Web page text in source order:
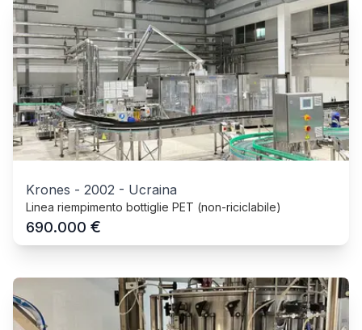
Krones - 2002 - Ucraina
Linea riempimento bottiglie PET (non-riciclabile)
690.000 €